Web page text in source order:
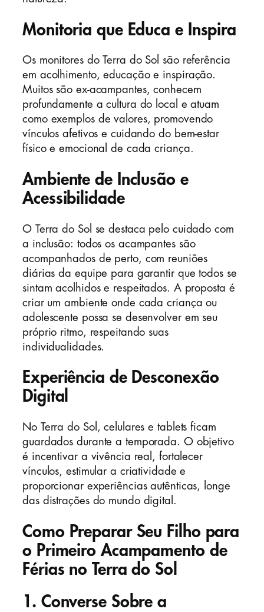
Monitoria que Educa e Inspira
Os monitores do Terra do Sol são referência
em acolhimento, educação e inspiração.
Muitos são ex-acampantes, conhecem
profundamente a cultura do local e atuam
como exemplos de valores, promovendo
vínculos afetivos e cuidando do bem-estar
físico e emocional de cada criança.
Ambiente de Inclusão e
Acessibilidade
O Terra do Sol se destaca pelo cuidado com
a inclusão: todos os acampantes são
acompanhados de perto, com reuniões
diárias da equipe para garantir que todos se
sintam acolhidos e respeitados. A proposta é
criar um ambiente onde cada criança ou
adolescente possa se desenvolver em seu
próprio ritmo, respeitando suas
individualidades.
Experiência de Desconexão
Digital
No Terra do Sol, celulares e tablets ficam
guardados durante a temporada. O objetivo
é incentivar a vivência real, fortalecer
vínculos, estimular a criatividade e
proporcionar experiências autênticas, longe
das distrações do mundo digital.
Como Preparar Seu Filho para
o Primeiro Acampamento de
Férias no Terra do Sol
1. Converse Sobre a